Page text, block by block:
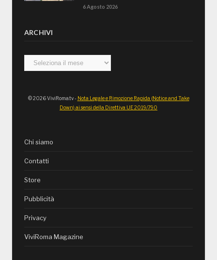
6 Agosto 2026
ARCHIVI
Archivi
© 2026 ViviRoma.tv - Nota Legale e Rimozione Rapida (Notice and Take
Down) ai sensi della Direttiva UE 2019/790
Chi siamo
Contatti
Store
Pubblicità
Privacy
ViviRoma Magazine